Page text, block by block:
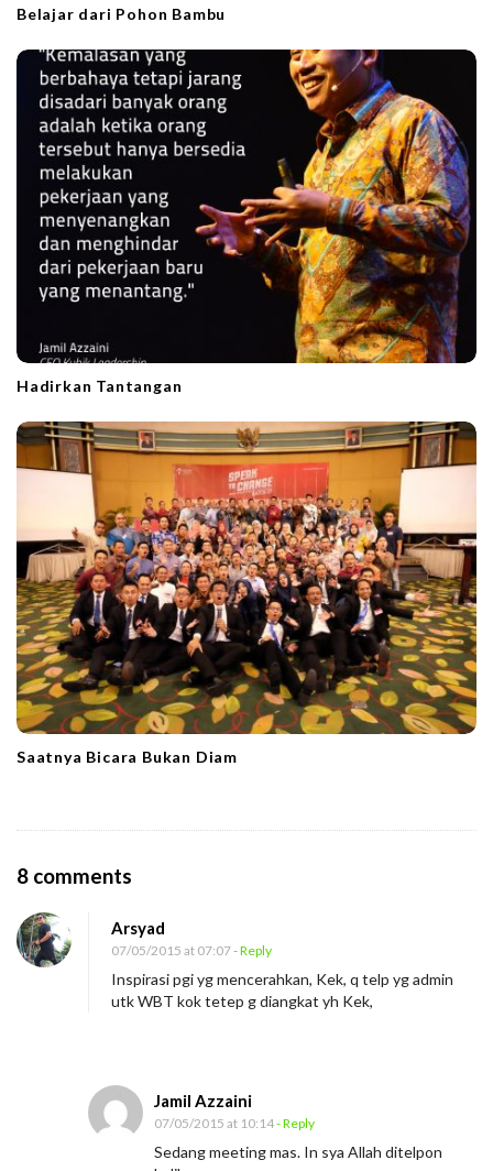
Belajar dari Pohon Bambu
Hadirkan Tantangan
Saatnya Bicara Bukan Diam
8 comments
H
d
e
Arsyad
07/05/2015 at 07:07- Reply
Inspirasi pgi yg mencerahkan, Kek, q telp yg admin
utk WBT kok tetep g diangkat yh Kek,
Jamil Azzaini
07/05/2015 at 10:14- Reply
Sedang meeting mas. In sya Allah ditelpon